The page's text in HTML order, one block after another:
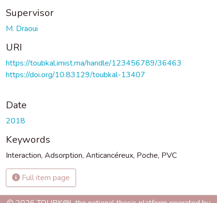
Supervisor
M. Draoui
URI
https://toubkal.imist.ma/handle/123456789/36463
https://doi.org/10.83129/toubkal-13407
Date
2018
Keywords
Interaction, Adsorption, Anticancéreux, Poche, PVC
Full item page